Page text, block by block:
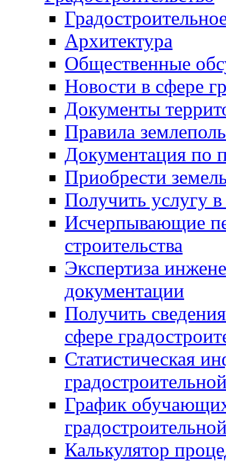
Архитектура
Общественные
Новости в сфере
Документы
Правила
Документация по
Приобрести
Получить услугу в
Исчерпывающие
строительства
Экспертиза
документации
Получить
сфере
Статистическая
График
Калькулятор